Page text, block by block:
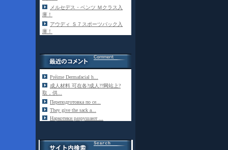
メルセデス・ベンツ Ｍクラス入
庫！
アウディ Ｓ７スポーツバック入
庫！
Préime Dermafacial h...
成人材料 可在各?成人??网站上?
取，供...
Переподготовка по се...
They give the sack a...
Наркотики разрушают ...